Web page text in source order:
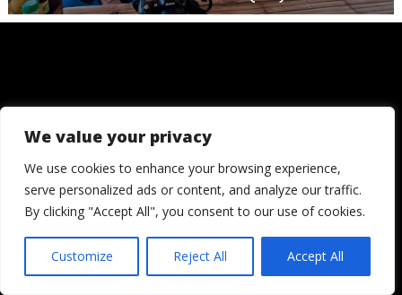
We value your privacy
We use cookies to enhance your browsing experience,
serve personalized ads or content, and analyze our traffic.
By clicking "Accept All", you consent to our use of cookies.
Customize Reject All Accept All
© 2006 - 2026
dicen que llegada una edad es hora de asentar la
cabeza. Decepcionémosles.
Crónicas de una cámara es un blog de Ignacio